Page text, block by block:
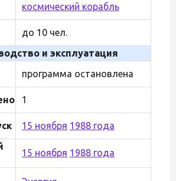
космический корабль
до 10 чел.
и эксплуатация
программа остановлена
1
15 ноября 1988 года
15 ноября 1988 года